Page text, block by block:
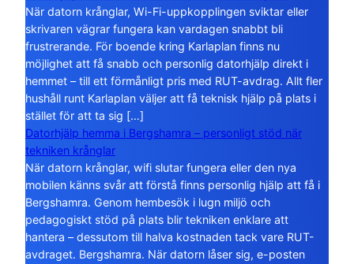
När datorn krånglar, Wi-Fi-uppkopplingen sviktar eller
skrivaren vägrar fungera kan vardagen snabbt bli
frustrerande. För boende kring Karlaplan finns nu
möjlighet att få snabb och personlig datorhjälp direkt i
hemmet – till ett förmånligt pris med RUT-avdrag. Allt fler
hushåll runt Karlaplan väljer att få teknisk hjälp på plats i
stället för att ta sig […]
Datorhjälp hemma i Bergshamra – personligt stöd när
tekniken krånglar
När datorn krånglar, wifi slutar fungera eller den nya
mobilen känns svår att förstå finns personlig hjälp att få i
Bergshamra. Genom hembesök i lugn miljö och
pedagogiskt stöd på plats blir tekniken enklare att
hantera – dessutom till halva kostnaden tack vare RUT-
avdraget. Bergshamra. När datorn låser sig, e-posten